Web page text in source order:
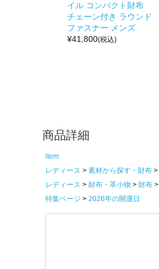
イル コンパクト財布
チェーン付き ラウンド
ファスナー メンズ
¥41,800(税込)
商品詳細
item
レディース
素材から探す・財布
レディース
財布・革小物 財布
特集ページ
2026年の開運日